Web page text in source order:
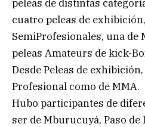
peleas de distintas
cuatro peleas de
SemiProfesionales, una de
peleas Amateurs de kick-
Desde Peleas de
Profesional como de MMA.
Hubo participantes de
ser de Mburucuyá, Paso